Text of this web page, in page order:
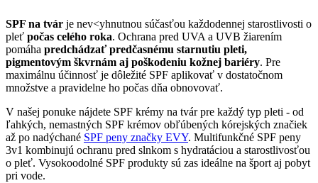
SPF na tvár je nev<yhnutnou súčasťou každodennej starostlivosti o
pleť počas celého roka. Ochrana pred UVA a UVB žiarením
pomáha predchádzať predčasnému starnutiu pleti,
pigmentovým škvrnám aj poškodeniu kožnej bariéry. Pre
maximálnu účinnosť je dôležité SPF aplikovať v dostatočnom
množstve a pravidelne ho počas dňa obnovovať.
V našej ponuke nájdete SPF krémy na tvár pre každý typ pleti - od
ľahkých, nemastných SPF krémov obľúbených kórejských značiek
až po nadýchané SPF peny značky EVY. Multifunkčné SPF peny
3v1 kombinujú ochranu pred slnkom s hydratáciou a starostlivosťou
o pleť. Vysokoodolné SPF produkty sú zas ideálne na šport aj pobyt
pri vode.